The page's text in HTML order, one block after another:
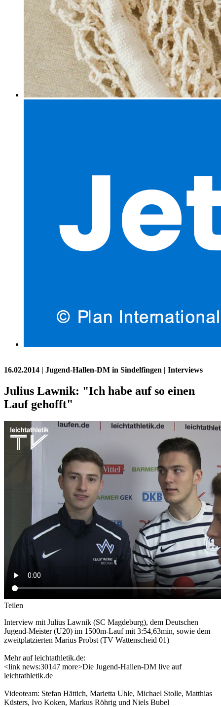
16.02.2014 | Jugend-Hallen-DM in Sindelfingen | Interviews
Julius Lawnik: "Ich habe auf so einen
Lauf gehofft"
Teilen
Interview mit Julius Lawnik (SC Magdeburg), dem Deutschen
Jugend-Meister (U20) im 1500m-Lauf mit 3:54,63min, sowie dem
zweitplatzierten Marius Probst (TV Wattenscheid 01)
Mehr auf leichtathletik.de:
<link news:30147 more>Die Jugend-Hallen-DM live auf
leichtathletik.de
Videoteam: Stefan Hättich, Marietta Uhle, Michael Stolle, Matthias
Küsters, Ivo Koken, Markus Röhrig und Niels Bubel